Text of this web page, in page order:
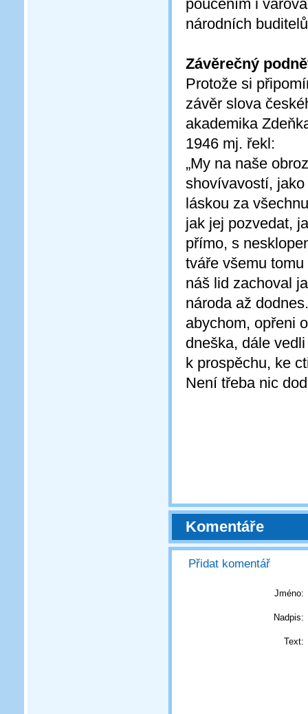
poučením i
národních
Závěrečný
Protože si
závěr slova
akademika
1946 mj. řekl:
„My na naše
shovívavostí,
láskou za
jak jej pozvedat,
přímo, s
tváře všemu
náš lid zachoval
národa až
abychom, opřeni
dneška, dále
k prospěchu, ke
Není třeba nic
Komentáře
Přidat komentář
Jméno:
Nadpis:
Text: